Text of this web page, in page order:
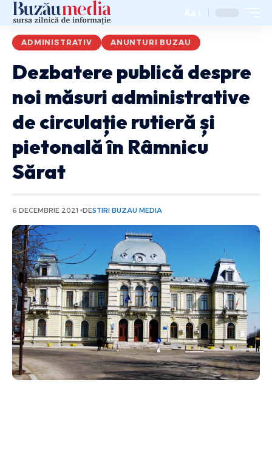
Aa
ADMINISTRATIV ANUNTURI BUZAU
Dezbatere publică despre
noi măsuri administrative
de circulație rutieră și
pietonală în Râmnicu
Sărat
6 DECEMBRIE 2021 DESTIRI BUZAU MEDIA